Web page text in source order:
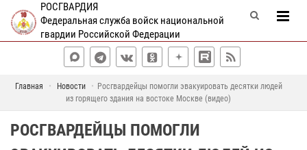
РОСГВАРДИЯ
Федеральная служба войск национальной
гвардии Российской Федерации
Главная Новости
Росгвардейцы помогли эвакуировать десятки людей
из горящего здания на востоке Москве (видео)
РОСГВАРДЕЙЦЫ ПОМОГЛИ